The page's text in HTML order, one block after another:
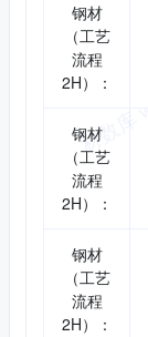
钢材
（工艺
流程
2H）：
钢材
（工艺
流程
2H）：
钢材
（工艺
流程
2H）：